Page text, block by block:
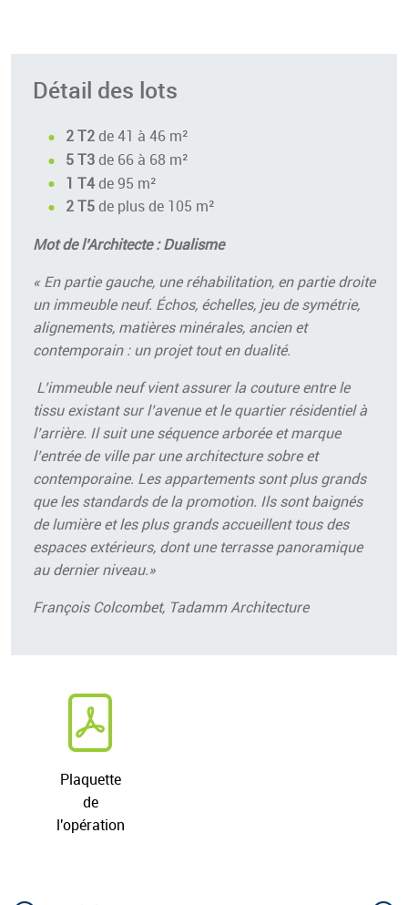
Détail des lots
2 T2de 41 à 46 m²
5 T3de 66 à 68 m²
1 T4de 95 m²
2 T5de plus de 105 m²
Mot de l’Architecte : Dualisme
« En partie gauche, une réhabilitation, en partie droite
un immeuble neuf. Échos, échelles, jeu de symétrie,
alignements, matières minérales, ancien et
contemporain : un projet tout en dualité.
L’immeuble neuf vient assurer la couture entre le
tissu existant sur l’avenue et le quartier résidentiel à
l’arrière. Il suit une séquence arborée et marque
l’entrée de ville par une architecture sobre et
contemporaine. Les appartements sont plus grands
que les standards de la promotion. Ils sont baignés
de lumière et les plus grands accueillent tous des
espaces extérieurs, dont une terrasse panoramique
au dernier niveau.»
François Colcombet, Tadamm Architecture
Documents téléchargeables
Plaquette
de
l'opération